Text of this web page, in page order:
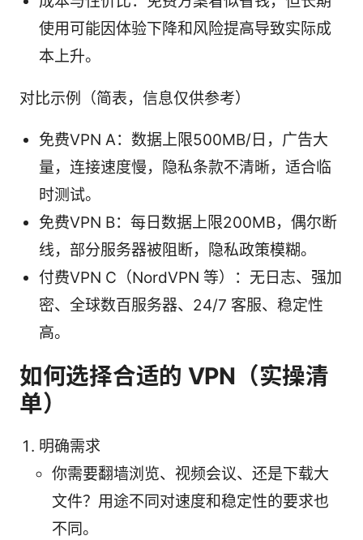
使用可能因体验下降和风险提高导致实际成
本上升。
对比示例（简表，信息仅供参考）
免费VPN A：数据上限500MB/日，广告大
量，连接速度慢，隐私条款不清晰，适合临
时测试。
免费VPN B：每日数据上限200MB，偶尔断
线，部分服务器被阻断，隐私政策模糊。
付费VPN C（NordVPN 等）：无日志、强加
密、全球数百服务器、24/7 客服、稳定性
高。
如何选择合适的 VPN（实操清
单）
明确需求
你需要翻墙浏览、视频会议、还是下载大
文件？用途不同对速度和稳定性的要求也
不同。